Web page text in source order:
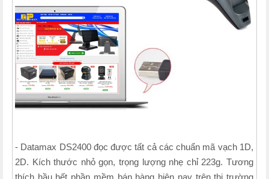
- Datamax DS2400 đọc được tất cả các chuẩn mã vạch 1D,
2D. Kích thước nhỏ gọn, trọng lượng nhẹ chỉ 223g. Tương
thích hầu hết phần mềm bán hàng hiện nay trên thị trường